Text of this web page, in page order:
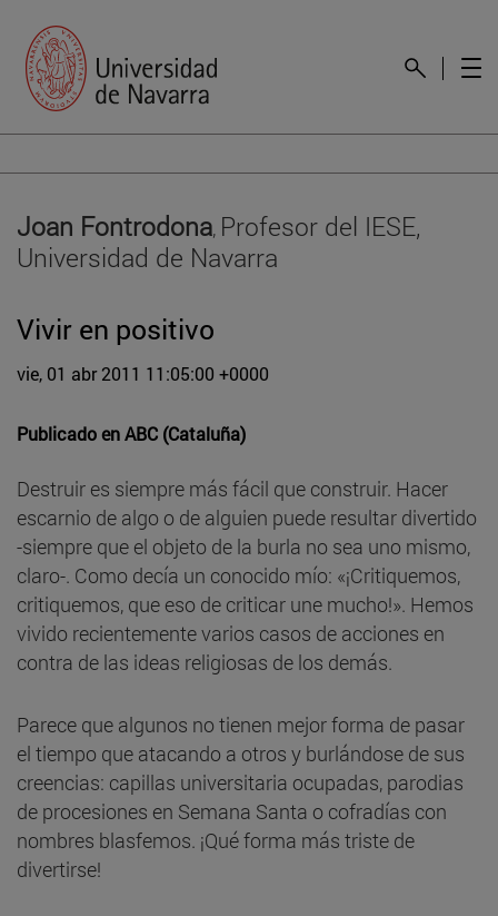
Joan Fontrodona, Profesor del IESE,
Universidad de Navarra
Vivir en positivo
vie, 01 abr 2011 11:05:00 +0000
Publicado enABC (Cataluña)
Destruir es siempre más fácil que construir. Hacer
escarnio de algo o de alguien puede resultar divertido
-siempre que el objeto de la burla no sea uno mismo,
claro-. Como decía un conocido mío: «¡Critiquemos,
critiquemos, que eso de criticar une mucho!». Hemos
vivido recientemente varios casos de acciones en
contra de las ideas religiosas de los demás.
Parece que algunos no tienen mejor forma de pasar
el tiempo que atacando a otros y burlándose de sus
creencias: capillas universitaria ocupadas, parodias
de procesiones en Semana Santa o cofradías con
nombres blasfemos. ¡Qué forma más triste de
divertirse!